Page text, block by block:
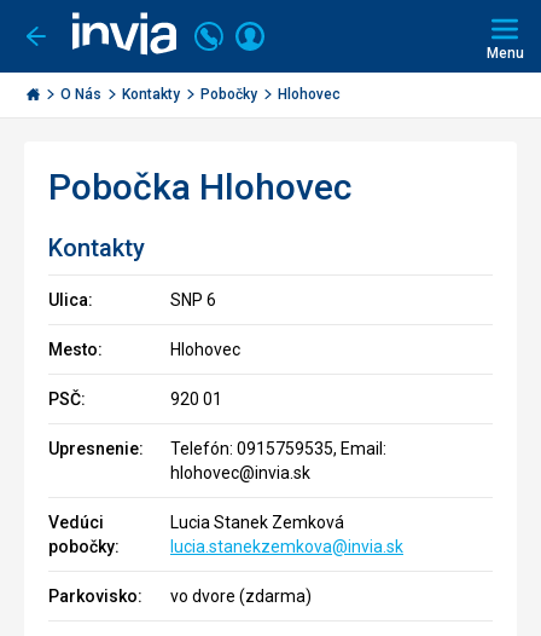
Ísť
späť
Invia.sk
Volajte
+421
2
3221
Prihlásiť
Menu
O Nás Kontakty Pobočky Hlohovec
Pobočka Hlohovec
Kontakty
Ulica: SNP 6
Mesto: Hlohovec
PSČ: 920 01
Upresnenie:
Telefón: 0915759535, Email:
hlohovec@invia.sk
Vedúci
pobočky:
Lucia Stanek Zemková
lucia.stanekzemkova@invia.sk
Parkovisko: vo dvore (zdarma)